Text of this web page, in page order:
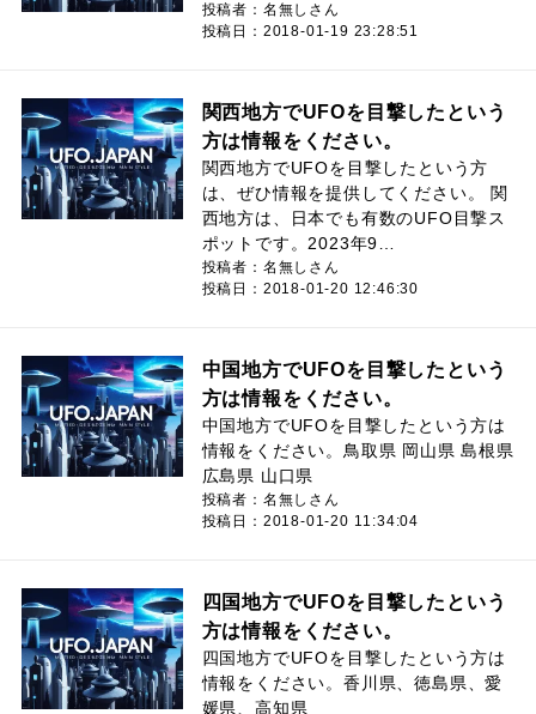
投稿者：名無しさん
投稿日：2018-01-19 23:28:51
関西地方でUFOを目撃したという
方は情報をください。
関西地方でUFOを目撃したという方
は、ぜひ情報を提供してください。 関
西地方は、日本でも有数のUFO目撃ス
ポットです。2023年9…
投稿者：名無しさん
投稿日：2018-01-20 12:46:30
中国地方でUFOを目撃したという
方は情報をください。
中国地方でUFOを目撃したという方は
情報をください。鳥取県 岡山県 島根県
広島県 山口県
投稿者：名無しさん
投稿日：2018-01-20 11:34:04
四国地方でUFOを目撃したという
方は情報をください。
四国地方でUFOを目撃したという方は
情報をください。香川県、徳島県、愛
媛県、高知県